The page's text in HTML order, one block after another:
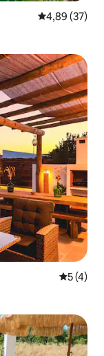
Évaluation
4,89 (37)
5 (4)